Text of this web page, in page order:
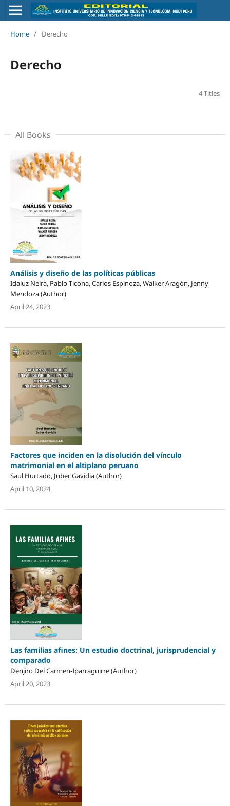
Home / Derecho
Derecho
4 Titles
All Books
Análisis y diseño de las políticas públicas
Idaluz Neira, Pablo Ticona, Carlos Espinoza, Walker Aragón, Jenny
Mendoza (Author)
April 24, 2023
Factores que inciden en la disolución del vínculo
matrimonial en el altiplano peruano
Saul Hurtado, Juber Gavidia (Author)
April 10, 2024
Las familias afines: Un estudio doctrinal, jurisprudencial y
comparado
Denjiro Del Carmen-Iparraguirre (Author)
April 20, 2023